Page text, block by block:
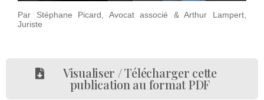
Par Stéphane Picard, Avocat associé & Arthur Lampert,
Juriste
Visualiser / Télécharger cette
publication au format PDF